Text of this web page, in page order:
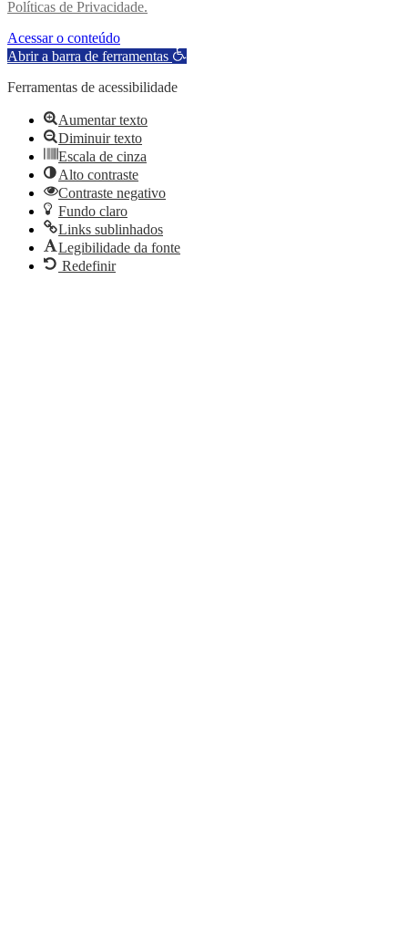
Políticas de Privacidade.
Acessar o conteúdo
Abrir a barra de ferramentas
Ferramentas de acessibilidade
Aumentar texto
Diminuir texto
Escala de cinza
Alto contraste
Contraste negativo
Fundo claro
Links sublinhados
Legibilidade da fonte
Redefinir